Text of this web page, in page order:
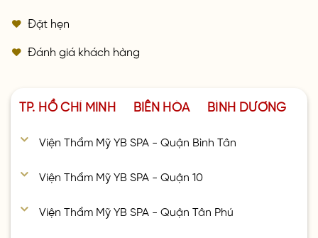
Đặt hẹn
Đánh giá khách hàng
TP. HỒ CHÍ MINH BIÊN HÒA BÌNH DƯƠNG
Viện Thẩm Mỹ YB SPA - Quận Bình Tân
Viện Thẩm Mỹ YB SPA - Quận 10
Viện Thẩm Mỹ YB SPA - Quận Tân Phú